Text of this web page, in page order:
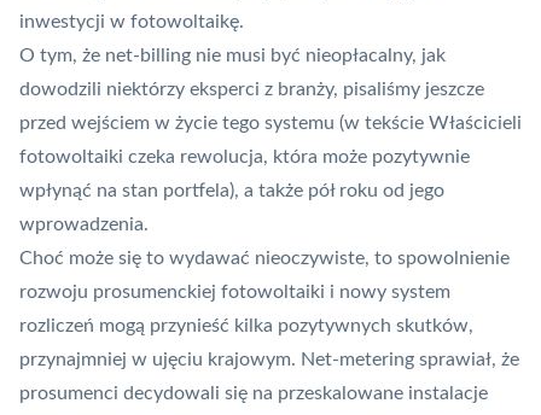
inwestycji w fotowoltaikę.
O tym, że net-billing nie musi być nieopłacalny, jak
dowodzili niektórzy eksperci z branży, pisaliśmy jeszcze
przed wejściem w życie tego systemu (w tekście Właścicieli
fotowoltaiki czeka rewolucja, która może pozytywnie
wpłynąć na stan portfela), a także pół roku od jego
wprowadzenia.
Choć może się to wydawać nieoczywiste, to spowolnienie
rozwoju prosumenckiej fotowoltaiki i nowy system
rozliczeń mogą przynieść kilka pozytywnych skutków,
przynajmniej w ujęciu krajowym. Net-metering sprawiał, że
prosumenci decydowali się na przeskalowane instalacje